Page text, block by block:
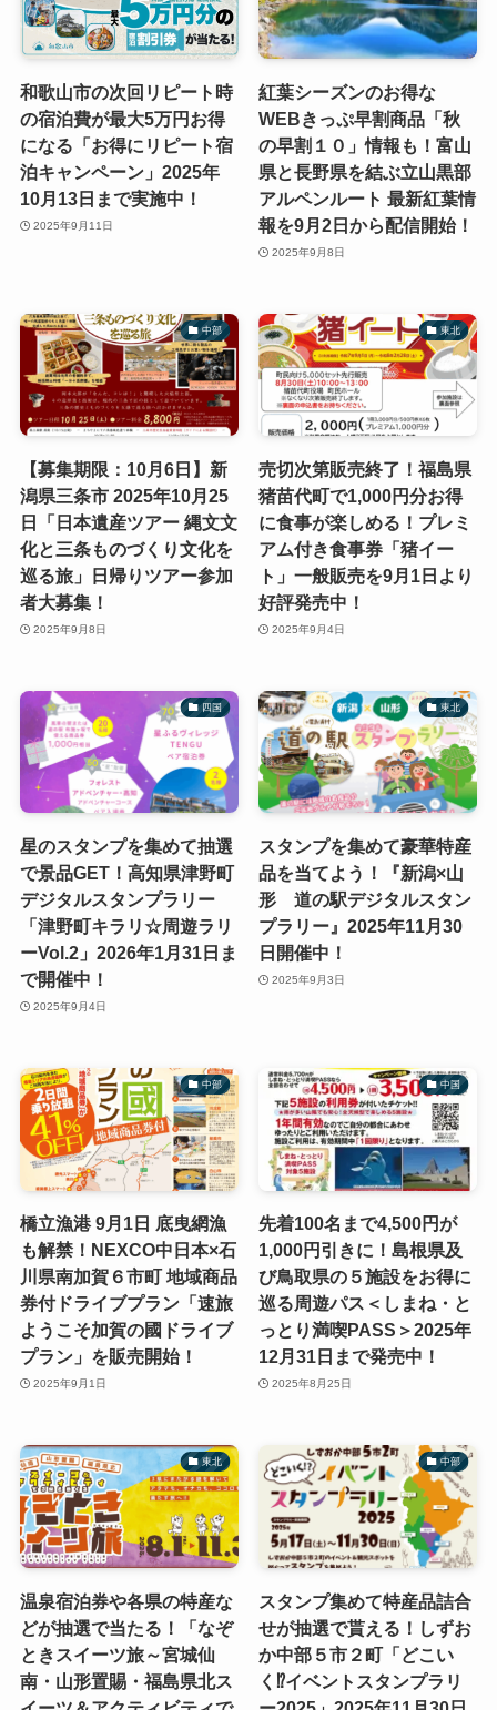
和歌山市の次回リピート時
の宿泊費が最大5万円お得
になる「お得にリピート宿
泊キャンペーン」2025年
10月13日まで実施中！
2025年9月11日
紅葉シーズンのお得な
WEBきっぷ早割商品「秋
の早割１０」情報も！富山
県と長野県を結ぶ立山黒部
アルペンルート 最新紅葉情
報を9月2日から配信開始！
2025年9月8日
中部
【募集期限：10月6日】新
潟県三条市 2025年10月25
日「日本遺産ツアー 縄文文
化と三条ものづくり文化を
巡る旅」日帰りツアー参加
者大募集！
2025年9月8日
東北
売切次第販売終了！福島県
猪苗代町で1,000円分お得
に食事が楽しめる！プレミ
アム付き食事券「猪イー
ト」一般販売を9月1日より
好評発売中！
2025年9月4日
四国
星のスタンプを集めて抽選
で景品GET！高知県津野町
デジタルスタンプラリー
「津野町キラリ☆周遊ラリ
ーVol.2」2026年1月31日ま
で開催中！
2025年9月4日
東北
スタンプを集めて豪華特産
品を当てよう！『新潟×山
形 道の駅デジタルスタン
プラリー』2025年11月30
日開催中！
2025年9月3日
中部
橋立漁港 9月1日 底曳網漁
も解禁！NEXCO中日本×石
川県南加賀６市町 地域商品
券付ドライブプラン「速旅
ようこそ加賀の國ドライブ
プラン」を販売開始！
2025年9月1日
中国
先着100名まで4,500円が
1,000円引きに！島根県及
び鳥取県の５施設をお得に
巡る周遊パス＜しまね・と
っとり満喫PASS＞2025年
12月31日まで発売中！
2025年8月25日
東北
温泉宿泊券や各県の特産な
どが抽選で当たる！「なぞ
ときスイーツ旅～宮城仙
南・山形置賜・福島県北ス
中部
スタンプ集めて特産品詰合
せが抽選で貰える！しずお
か中部５市２町「どこい
く⁉イベントスタンプラリ